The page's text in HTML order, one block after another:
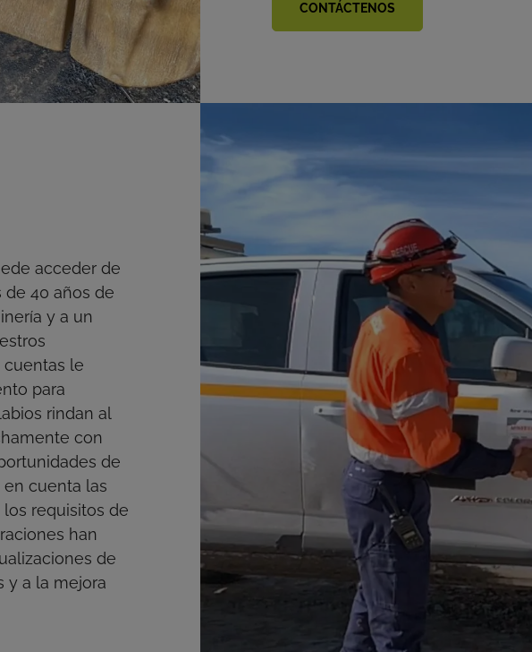
CONTÁCTENOS
acceder de
de 40 años de
y a un
le
para
rindan al
con
de
cuenta las
requisitos de
han
de
y a la mejora